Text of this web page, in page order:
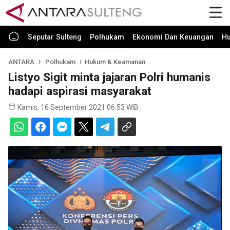
Seputar Sulteng Polhukam Ekonomi Dan Keuangan
ANTARA Polhukam Hukum & Keamanan
Listyo Sigit minta jajaran Polri humanis
hadapi aspirasi masyarakat
Kamis, 16 September 2021 06:53 WIB